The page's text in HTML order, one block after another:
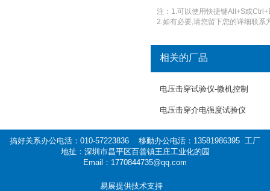
注：1.可以使用快捷键Alt+S或
2.如有必要,请您留下您的详细联系
相关的厂品
电压击穿试验仪-微机控制
电压击穿介电强度试验仪
搞好关系办公电活：010-57223836 移動办公电活：13581986395 工厂
地扯：深圳市昌平区百善镇王庄工业化的园
Email：1770844735@qq.com
易展提供技术支持